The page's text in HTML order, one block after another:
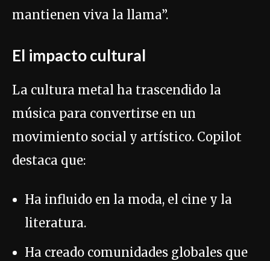
mantienen viva la llama”.
El impacto cultural
La cultura metal ha trascendido la
música para convertirse en un
movimiento social y artístico. Copilot
destaca que:
Ha influido en la moda, el cine y la
literatura.
Ha creado comunidades globales que